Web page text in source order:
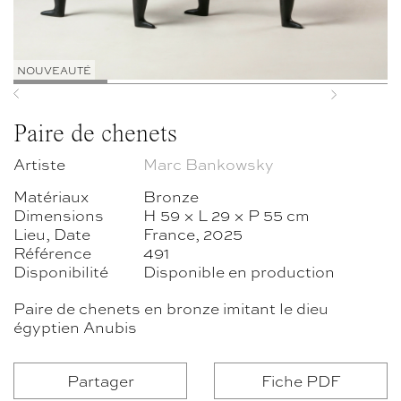
Previous Next
NOUVEAUTÉ
Paire de chenets
Artiste
Marc Bankowsky
Matériaux
Bronze
Dimensions
H 59 × L 29 × P 55 cm
Lieu, Date
France, 2025
Référence
491
Disponibilité
Disponible en production
Paire de chenets en bronze imitant le dieu
égyptien Anubis
Partager Fiche PDF